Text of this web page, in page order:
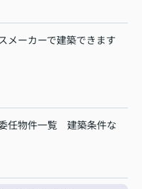
メーカーで建築できます
任物件一覧
建築条件な